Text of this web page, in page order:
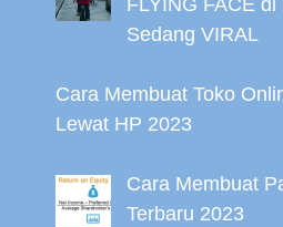
Sedang VIRAL
Cara Membuat Toko
Lewat HP 2023
Cara Membuat
Terbaru 2023